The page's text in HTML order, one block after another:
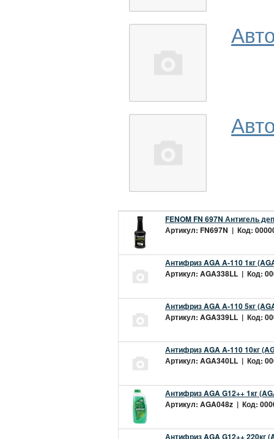
FENOM FN 697N Антигель
Артикул: FN697N | Код:
Антифриз AGA A-110 1кг
Артикул: AGA338LL | Код:
Антифриз AGA A-110 5кг
Артикул: AGA339LL | Код:
Антифриз AGA A-110 10кг
Артикул: AGA340LL | Код:
Антифриз AGA G12++ 1кг
Артикул: AGA048z | Код:
Антифриз AGA G12++ 220кг